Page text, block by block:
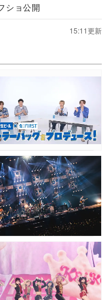
ショ公開
15:11更新